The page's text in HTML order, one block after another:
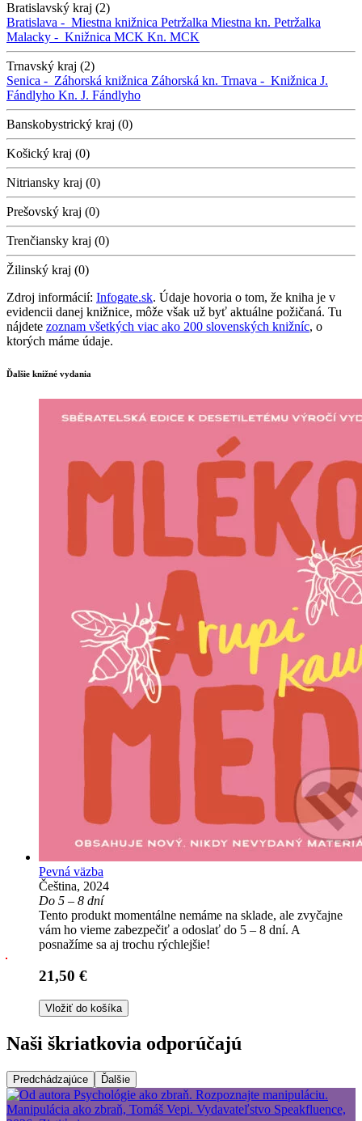
Bratislavský kraj (2)
Bratislava - Miestna knižnica Petržalka Miestna kn. Petržalka
Malacky - Knižnica MCK Kn. MCK
Trnavský kraj (2)
Senica - Záhorská knižnica Záhorská kn. Trnava - Knižnica J.
Fándlyho Kn. J. Fándlyho
Banskobystrický kraj (0)
Košický kraj (0)
Nitriansky kraj (0)
Prešovský kraj (0)
Trenčiansky kraj (0)
Žilinský kraj (0)
Zdroj informácií: Infogate.sk. Údaje hovoria o tom, že kniha je v
evidencii danej knižnice, môže však už byť aktuálne požičaná. Tu
nájdete zoznam všetkých viac ako 200 slovenských knižníc, o
ktorých máme údaje.
Ďalšie knižné vydania
Pevná väzba
Čeština, 2024
Do 5 – 8 dní
Tento produkt momentálne nemáme na sklade, ale zvyčajne
vám ho vieme zabezpečiť a odoslať do 5 – 8 dní. A
posnažíme sa aj trochu rýchlejšie!
21,50 €
Vložiť do košíka
Naši škriatkovia odporúčajú
Predchádzajúce Ďalšie